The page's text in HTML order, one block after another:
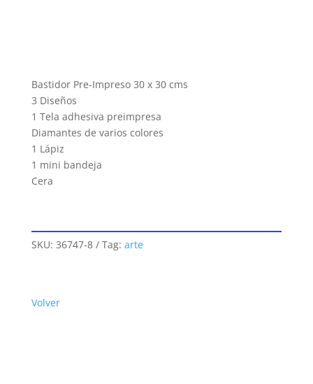
Bastidor Pre-Impreso 30 x 30 cms
3 Diseños
1 Tela adhesiva preimpresa
Diamantes de varios colores
1 Lápiz
1 mini bandeja
Cera
SKU: 36747-8 Tag: arte
Volver